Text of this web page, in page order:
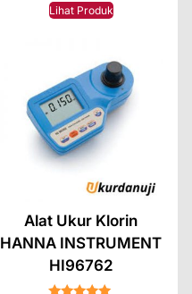
★★★★★
Lihat Produk
Alat Ukur Klorin
HANNA INSTRUMENT
HI96762